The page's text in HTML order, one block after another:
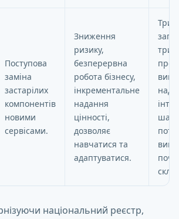
Поступова
заміна
застарілих
компонентів
новими
сервісами.
Зниження
ризику,
безперервна
робота бізнесу,
інкрементальне
надання
цінності,
дозволяє
навчатися та
адаптуватися.
національний реєстр,